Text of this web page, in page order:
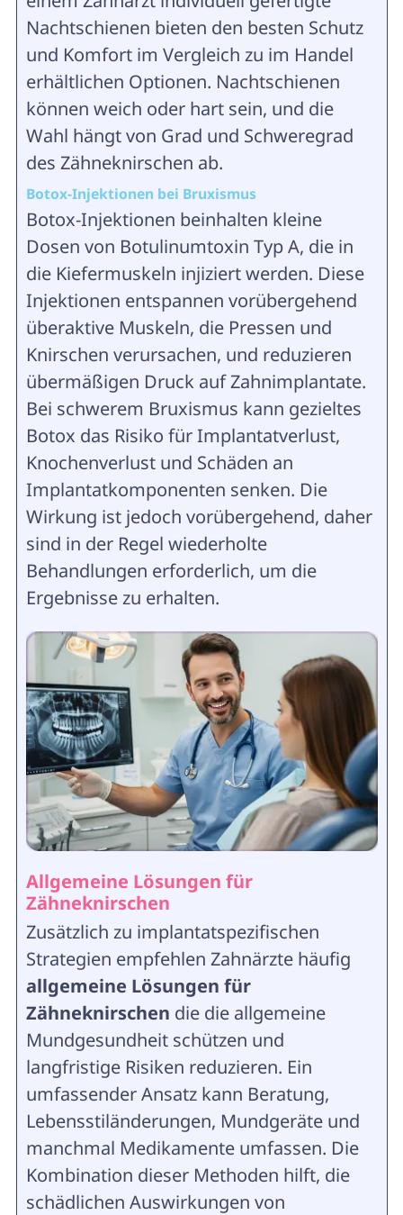
Nachtschienen bieten den besten Schutz
und Komfort im Vergleich zu im Handel
erhältlichen Optionen. Nachtschienen
können weich oder hart sein, und die
Wahl hängt von Grad und Schweregrad
des Zähneknirschen ab.
Botox-Injektionen bei Bruxismus
Botox-Injektionen beinhalten kleine
Dosen von Botulinumtoxin Typ A, die in
die Kiefermuskeln injiziert werden. Diese
Injektionen entspannen vorübergehend
überaktive Muskeln, die Pressen und
Knirschen verursachen, und reduzieren
übermäßigen Druck auf Zahnimplantate.
Bei schwerem Bruxismus kann gezieltes
Botox das Risiko für Implantatverlust,
Knochenverlust und Schäden an
Implantatkomponenten senken. Die
Wirkung ist jedoch vorübergehend, daher
sind in der Regel wiederholte
Behandlungen erforderlich, um die
Ergebnisse zu erhalten.
Allgemeine Lösungen für
Zähneknirschen
Zusätzlich zu implantatspezifischen
Strategien empfehlen Zahnärzte häufig
allgemeine Lösungen für
Zähneknirschen die die allgemeine
Mundgesundheit schützen und
langfristige Risiken reduzieren. Ein
umfassender Ansatz kann Beratung,
Lebensstiländerungen, Mundgeräte und
manchmal Medikamente umfassen. Die
Kombination dieser Methoden hilft, die
schädlichen Auswirkungen von